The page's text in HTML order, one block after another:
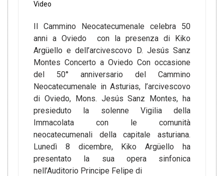
Video
Il Cammino Neocatecumenale celebra 50
anni a Oviedo con la presenza di Kiko
Argüello e dell’arcivescovo D. Jesús Sanz
Montes Concerto a Oviedo Con occasione
del 50° anniversario del Cammino
Neocatecumenale in Asturias, l’arcivescovo
di Oviedo, Mons. Jesús Sanz Montes, ha
presieduto la solenne Vigilia della
Immacolata con le comunità
neocatecumenali della capitale asturiana.
Lunedì 8 dicembre, Kiko Argüello ha
presentato la sua opera sinfonica
nell’Auditorio Principe Felipe di